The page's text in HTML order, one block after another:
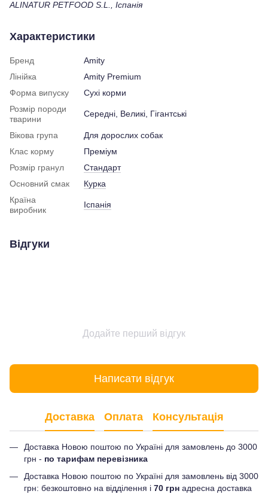
ALINATUR PETFOOD S.L., Іспанія
Характеристики
Бренд
Amity
Лінійка
Amity Premium
Форма випуску
Сухі корми
Розмір породи
тварини
Середні, Великі, Гігантські
Вікова група
Для дорослих собак
Клас корму
Преміум
Розмір гранул
Стандарт
Основний смак
Курка
Країна
виробник
Іспанія
Відгуки
Додайте перший відгук
Написати відгук
Доставка Оплата Консультація
Доставка Новою поштою по Україні для замовлень до 3000
грн - по тарифам перевізника
Доставка Новою поштою по Україні для замовлень від 3000
грн: безкоштовно на відділення і 70 грн адресна доставка